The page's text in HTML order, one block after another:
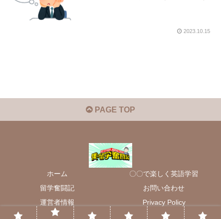
2023.10.15
PAGE TOP
ホーム
〇〇で楽しく英語学習
留学奮闘記
お問い合わせ
運営者情報
Privacy Policy